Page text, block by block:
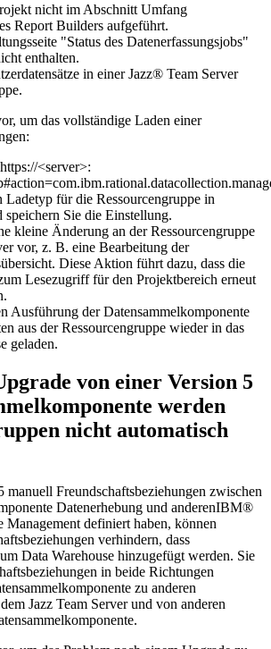
nicht im Abschnitt Umfang
Report Builders aufgeführt.
"Status des Datenerfassungsjobs"
enthalten.
in einerJazz® Team Server
um das vollständige Laden einer
https://<server>:
Ladetyp für die Ressourcengruppe in
speichern Sie die Einstellung.
kleine Änderung an der Ressourcengruppe
vor, z. B. eine Bearbeitung der
Diese Aktion führt dazu, dass die
Lesezugriff für den Projektbereich erneut
Ausführung derDatensammelkomponente
aus der Ressourcengruppe wieder in das
geladen.
von einer Version 5
werden
nicht automatisch
manuell Freundschaftsbeziehungen zwischen
Datenerhebung und anderenIBM®
Managementdefiniert haben, können
verhindern, dass
Data Warehouse hinzugefügt werden. Sie
in beide Richtungen
zu anderen
Jazz Team Serverund von anderen
.